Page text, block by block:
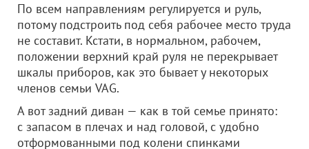
По всем направлениям регулируется и руль,
потому подстроить под себя рабочее место труда
не составит. Кстати, в нормальном, рабочем,
положении верхний край руля не перекрывает
шкалы приборов, как это бывает у некоторых
членов семьи VAG.
А вот задний диван — как в той семье принято:
с запасом в плечах и над головой, с удобно
отформованными под колени спинками